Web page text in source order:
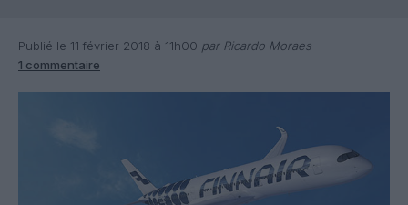
Publié le 11 février 2018 à 11h00 par Ricardo Moraes
1 commentaire